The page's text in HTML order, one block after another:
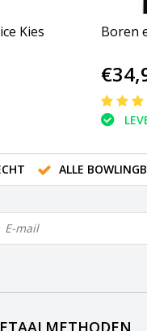
Kies
Boren
ALLE